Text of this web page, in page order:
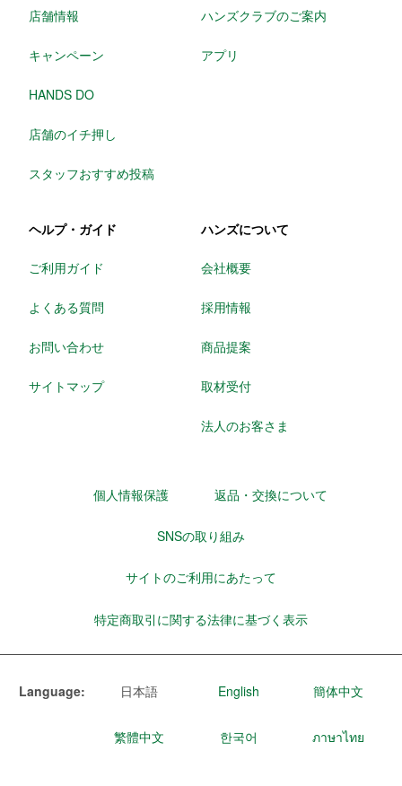
店舗情報
キャンペーン
HANDS DO
店舗のイチ押し
スタッフおすすめ投稿
ハンズクラブのご案内
アプリ
ヘルプ・ガイド
ご利用ガイド
よくある質問
お問い合わせ
サイトマップ
ハンズについて
会社概要
採用情報
商品提案
取材受付
法人のお客さま
個人情報保護 返品・交換について
SNSの取り組み
サイトのご利用にあたって
特定商取引に関する法律に基づく表示
Language: 日本語 English 簡体中文
繁體中文 한국어 ภาษาไทย